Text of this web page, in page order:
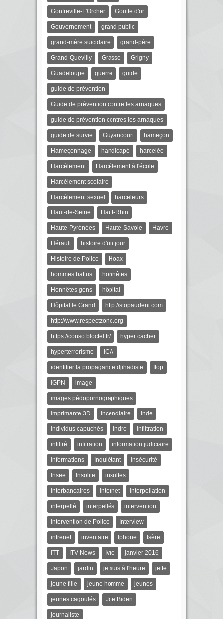
Gonfreville-L'Orcher Goutte d'or
Gouvernement grand public
grand-mère suicidaire grand-père
Grand-Quevilly Grasse Grigny
Guadeloupe guerre guide
guide de prévention
Guide de prévention contre les arnaques
guide de prévention contres les arnaques
guide de survie Guyancourt hameçon
Hameçonnage handicapé harcelée
Harcèlement Harcèlement à l'école
Harcèlement scolaire
Harcèlement sexuel harceleurs
Haut-de-Seine Haut-Rhin
Haute-Pyrénées Haute-Savoie Havre
Hérault histoire d'un jour
Histoire de Police Hoax
hommes battus honnêtes
Honnêtes gens hôpital
Hôpital le Grand http://stopaudeni.com
http://www.respectzone.org
https://conso.bloctel.fr/ hyper cacher
hyperterrorisme ICA
identifier la propagande djihadiste Ifop
IGPN image
images pédopornographiques
imprimante 3D Incendiaire Inde
individus capuchés Indre infiltration
infiltré infitration information judiciaire
informations Inquiétant insécurité
Insee Insolite insultes
interbancaires internet interpellation
interpellé interpellés intervention
intervention de Police Interview
intrenet inventaire Iphone Isère
ITT ITV News Ivre janvier 2016
Japon jardin je suis à l'heure jette
jeune fille jeune homme jeunes
jeunes cagoulés Joe Biden
journaliste